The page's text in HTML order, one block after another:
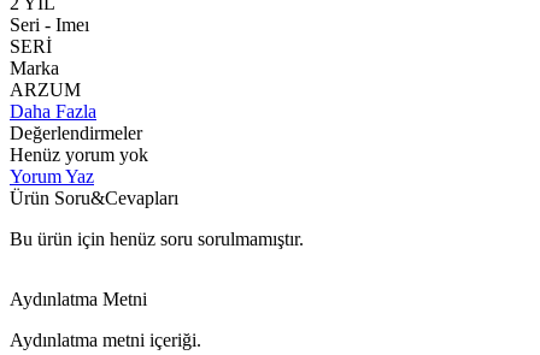
Seri - Imeı
SERİ
Marka
ARZUM
Daha Fazla
Değerlendirmeler
Henüz yorum yok
Yorum Yaz
Ürün Soru&Cevapları
Bu ürün için henüz soru sorulmamıştır.
Aydınlatma Metni
Aydınlatma metni içeriği.